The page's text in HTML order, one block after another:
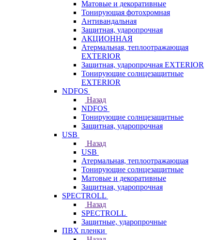
Матовые и декоративные
Тонирующая фотохромная
Антивандальная
Защитная, ударопрочная
АКЦИОННАЯ
Атермальная, теплоотражающая
EXTERIOR
Защитная, ударопрочная EXTERIOR
Тонирующие солнцезащитные
EXTERIOR
NDFOS
Назад
NDFOS
Тонирующие солнцезащитные
Защитная, ударопрочная
USB
Назад
USB
Атермальная, теплоотражающая
Тонирующие солнцезащитные
Матовые и декоративные
Защитная, ударопрочная
SPECTROLL
Назад
SPECTROLL
Защитные, ударопрочные
ПВХ пленки